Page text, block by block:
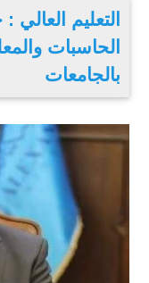
التعليم
الحاسبات
بالجامعات